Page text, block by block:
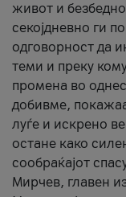
живот и
секојдневно ги
одговорност да
теми и преку
промена во
добивме,
луѓе и искрено
остане како
сообраќајот
Мирчев, главен